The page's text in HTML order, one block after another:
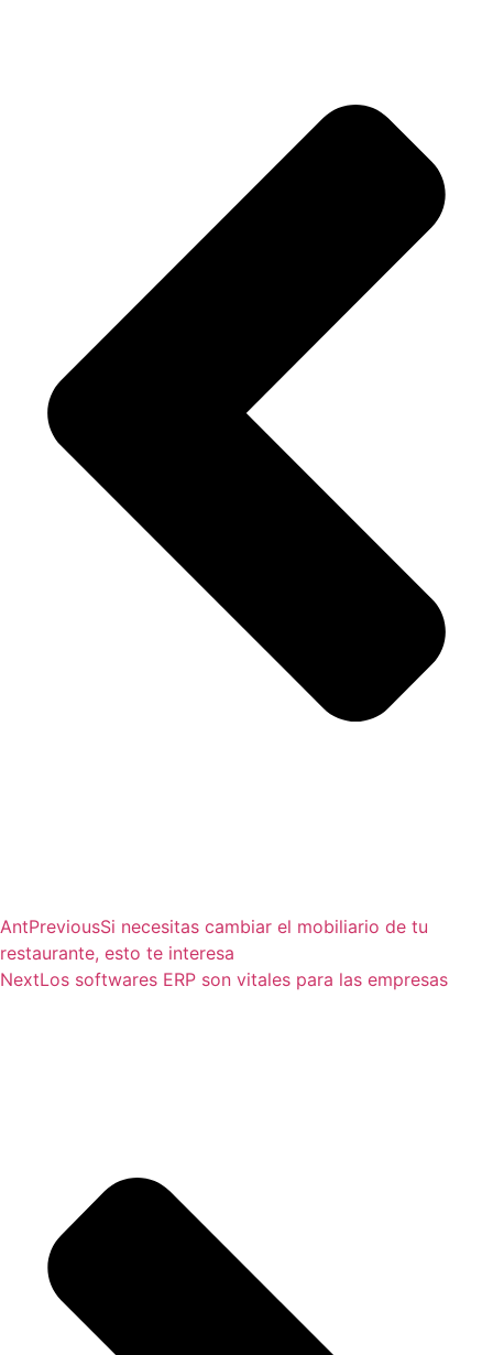
AntPreviousSi necesitas cambiar el mobiliario de tu
restaurante, esto te interesa
NextLos softwares ERP son vitales para las empresas